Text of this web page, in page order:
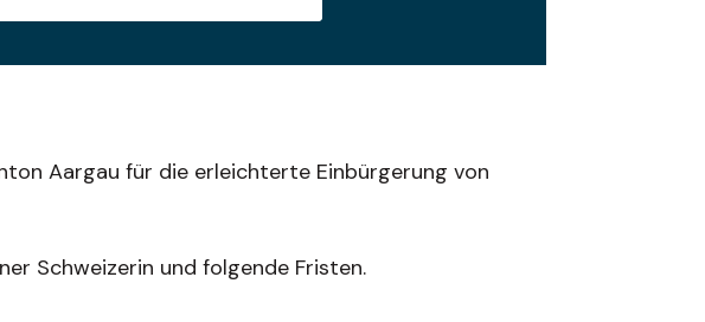
Aargau für die erleichterte Einbürgerung von
Schweizerin und folgende Fristen.